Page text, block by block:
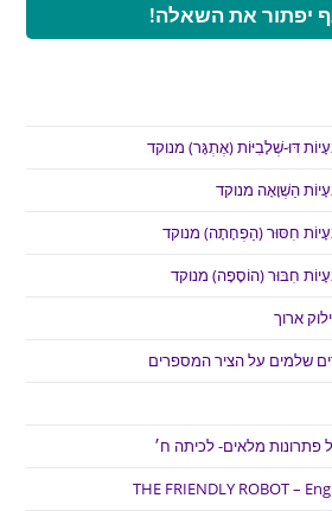
יפתור את השאלה!
דּוּ-שְׁלָבִיּוֹת (אֶתְגָּר) מנוקד
הַשְׁוָאָה מנוקד
חִסּוּר (הַפְחָתָה) מנוקד
חִבּוּר (הוֹסָפָה) מנוקד
ארוך
שלמים על הציר המספרים
פתרונות מלאים- לכיתה ח׳
THE FRIENDLY ROBOT –